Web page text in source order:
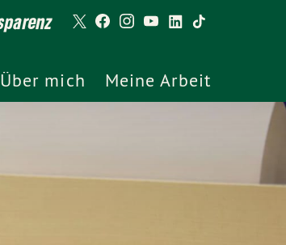
Über mich Meine Arbeit